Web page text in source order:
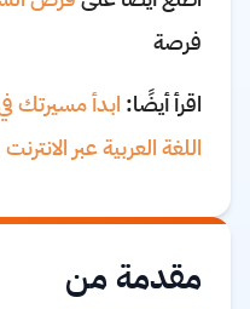
فرصة
اقرأ أيضًا: ابدأ مسيرتك
اللغة العربية عبر الانترنت
مقدمة من